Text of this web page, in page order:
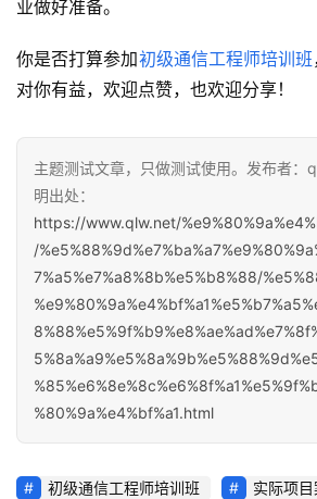
业做好准备。
你是否打算参加初级通信工程师培训班
对你有益，欢迎点赞，也欢迎分享！
主题测试文章，只做测试使用。发布者：
明出处：
https://www.qlw.net/
/
7%a5%e7%a8%8b%e5%b8%88/
%80%9a%e4%bf%a1.html
初级通信工程师培训班
实际项目